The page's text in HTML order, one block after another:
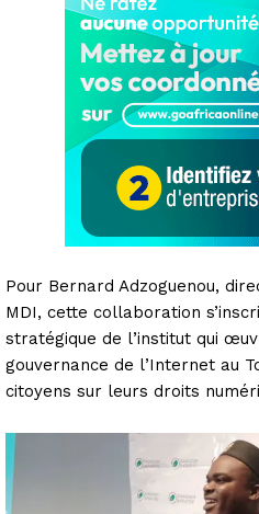
Pour Bernard Adzoguenou,
MDI, cette collaboration
stratégique de l’institut qui
gouvernance de l’Internet au
citoyens sur leurs droits